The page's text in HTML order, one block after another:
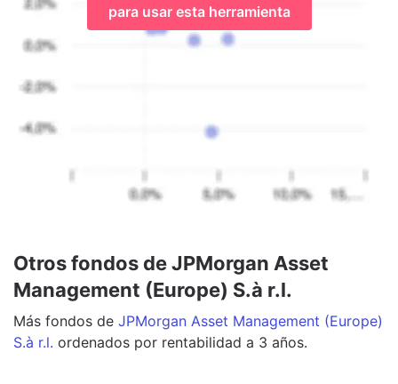
para usar esta herramienta
Otros fondos de JPMorgan Asset
Management (Europe) S.à r.l.
Más fondos de JPMorgan Asset Management (Europe)
S.à r.l. ordenados por rentabilidad a 3 años.